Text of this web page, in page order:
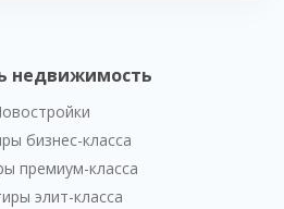
недвижимость
бизнес-класса
премиум-класса
элит-класса